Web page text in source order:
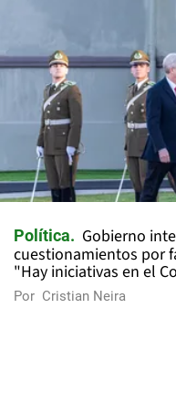
Política
Gobierno
cuestionamientos por
"Hay iniciativas en el
Por Cristian Neira